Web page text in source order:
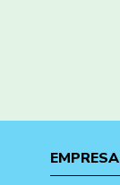
EMPRESA